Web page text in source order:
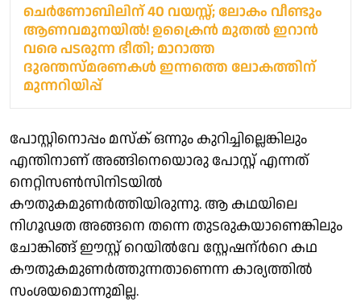
ചെർണോബിലിന് 40 വയസ്സ്; ലോകം വീണ്ടും
ആണവമുനയിൽ! ഉക്രൈൻ മുതൽ ഇറാൻ
വരെ പടരുന്ന ഭീതി; മാറാത്ത
ദുരന്തസ്മരണകൾ ഇന്നത്തെ ലോകത്തിന്
മുന്നറിയിപ്പ്
പോസ്റ്റിനൊപ്പം മസ്ക് ഒന്നും കുറിച്ചില്ലെങ്കിലും
എന്തിനാണ് അങ്ങിനെയൊരു പോസ്റ്റ് എന്നത്
നെറ്റിസൺസിനിടയിൽ
കൗതുകമുണർത്തിയിരുന്നു. ആ കഥയിലെ
നിഗൂഢത അങ്ങനെ തന്നെ തുടരുകയാണെങ്കിലും
ചോങ്കിങ്ങ് ഈസ്റ്റ് റെയിൽവേ സ്റ്റേഷന്ർറെ കഥ
കൗതുകമുണർത്തുന്നതാണെന്ന കാര്യത്തിൽ
സംശയമൊന്നുമില്ല.